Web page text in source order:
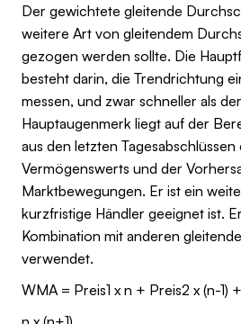
Der gewichtete gleitende
weitere Art von gleitendem
gezogen werden sollte. Die
besteht darin, die Trendrichtung
messen, und zwar schneller als
Hauptaugenmerk liegt auf der
aus den letzten Tagesabschlüssen
Vermögenswerts und der
Marktbewegungen. Er ist ein
kurzfristige Händler geeignet ist.
Kombination mit anderen
verwendet.
WMA = Preis1 x n + Preis2 x (n-1)